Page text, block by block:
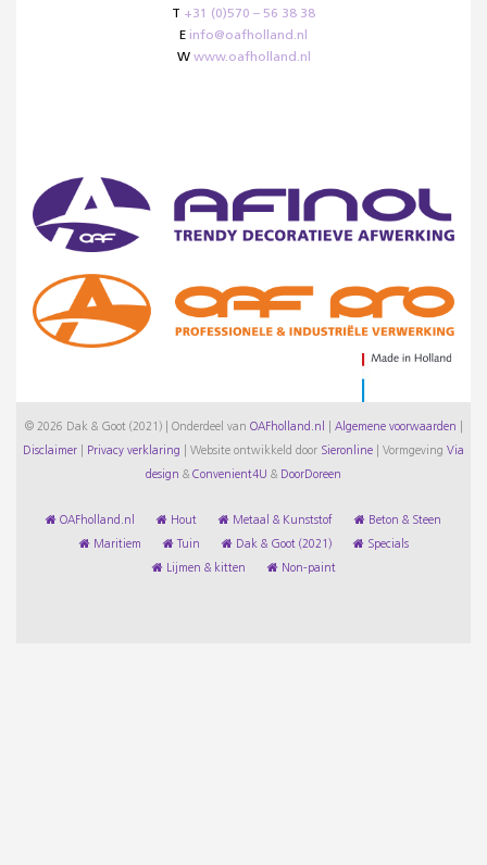
T +31 (0)570 – 56 38 38
E info@oafholland.nl
W www.oafholland.nl
© 2026 Dak & Goot (2021) | Onderdeel van OAFholland.nl Algemene voorwaarden
Disclaimer Privacy verklaring Website ontwikkeld door Sieronline Vormgeving Via
design & Convenient4U & DoorDoreen
OAFholland.nl Hout Metaal & Kunststof Beton & Steen
Maritiem Tuin Dak & Goot (2021) Specials
Lijmen & kitten Non-paint